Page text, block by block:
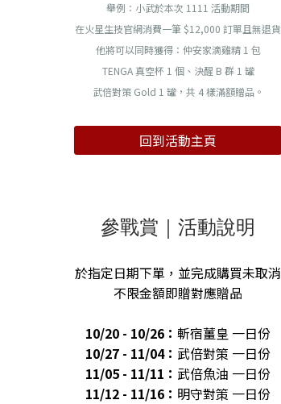
舉例：小武於本次 1111 活動期間
在火星生技官網消費一筆 $12,000 訂單且無退貨
他將可以同時獲得： 仲安家滴雞精 1 包
TENGA 真空杯 1 個、 決醒 B 群 1 罐
武倍對策 Gold 1 罐， 共 4 樣滿額贈品。
回到活動主頁
參戰賞｜活動說明
於指定日期下單，並完成購買未取消
不限金額即贈對應贈品
10/20 - 10/26： 斬宿薑皇 一日份
10/27 - 11/04： 武倍對策 一日份
11/05 - 11/11： 武倍魚油 一日份
11/12 - 11/16： 明守對策 一日份